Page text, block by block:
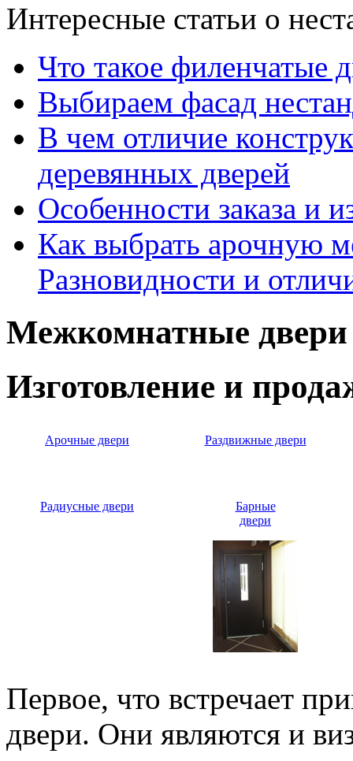
Интересные статьи о
Что такое филенчатые
Выбираем фасад
В чем отличие
деревянных дверей
Особенности заказа и
Как выбрать арочную
Разновидности и
Межкомнатные двери
Изготовление и
Арочные двери Раздвижные двери
Радиусные двери
Барные
двери
Первое, что встречает
двери. Они являются и